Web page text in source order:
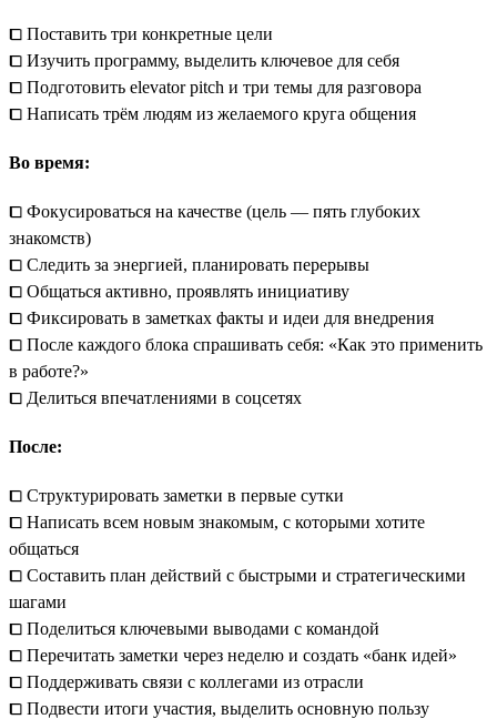
⧠ Поставить три конкретные цели
⧠ Изучить программу, выделить ключевое для себя
⧠ Подготовить elevator pitch и три темы для разговора
⧠ Написать трём людям из желаемого круга общения
Во время:
⧠ Фокусироваться на качестве (цель — пять глубоких
знакомств)
⧠ Следить за энергией, планировать перерывы
⧠ Общаться активно, проявлять инициативу
⧠ Фиксировать в заметках факты и идеи для внедрения
⧠ После каждого блока спрашивать себя: «Как это применить
в работе?»
⧠ Делиться впечатлениями в соцсетях
После:
⧠ Структурировать заметки в первые сутки
⧠ Написать всем новым знакомым, с которыми хотите
общаться
⧠ Составить план действий с быстрыми и стратегическими
шагами
⧠ Поделиться ключевыми выводами с командой
⧠ Перечитать заметки через неделю и создать «банк идей»
⧠ Поддерживать связи с коллегами из отрасли
⧠ Подвести итоги участия, выделить основную пользу